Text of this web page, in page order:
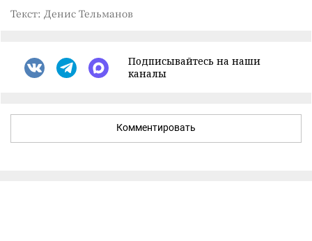
Текст: Денис Тельманов
Подписывайтесь на наши
каналы
Комментировать